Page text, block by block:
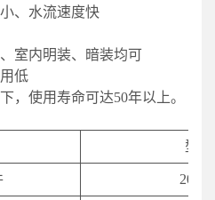
、水流速度快
室内明装、暗装均可
低
，使用寿命可达50年以上。
型号
20-